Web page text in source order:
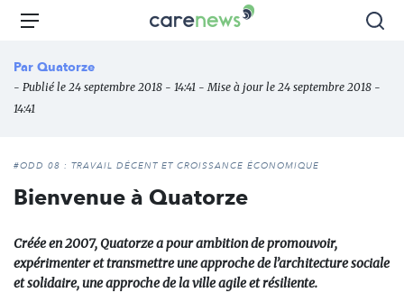
Aller
principal
Carenews,
des
Menu
Par Quatorze
- Publié le 24 septembre 2018 - 14:41 - Mise à jour le 24 septembre 2018 -
14:41
#ODD 08 : TRAVAIL DÉCENT ET CROISSANCE ÉCONOMIQUE
Bienvenue à Quatorze
Créée en 2007, Quatorze a pour ambition de promouvoir,
expérimenter et transmettre une approche de l’architecture sociale
et solidaire, une approche de la ville agile et résiliente.